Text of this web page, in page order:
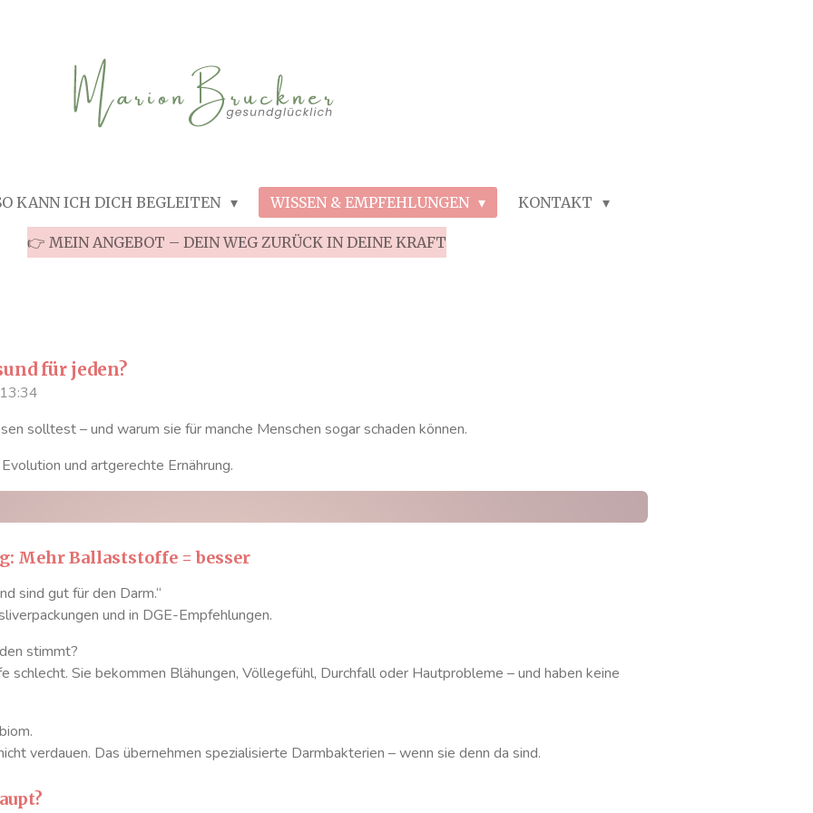
KANN ICH DICH BEGLEITEN WISSEN & EMPFEHLUNGEN KONTAKT
👉 MEIN ANGEBOT – DEIN WEG ZURÜCK IN DEINE KRAFT
für jeden?
solltest – und warum sie für manche Menschen sogar schaden können.
und artgerechte Ernährung.
Mehr Ballaststoffe = besser
sind gut für den Darm.“
und in DGE-Empfehlungen.
stimmt?
Sie bekommen Blähungen, Völlegefühl, Durchfall oder Hautprobleme – und haben keine
verdauen. Das übernehmen spezialisierte Darmbakterien – wenn sie denn da sind.